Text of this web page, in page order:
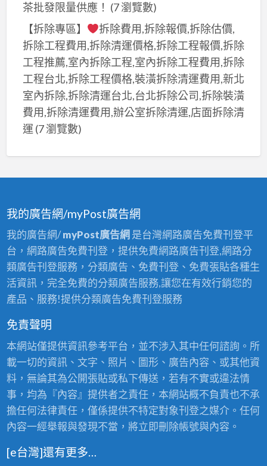
茶批發限量供應！ (7 瀏覽數)
【拆除專區】
拆除費用,拆除報價,拆除估價,
拆除工程費用,拆除清運價格,拆除工程報價,拆除
工程推薦,室內拆除工程,室內拆除工程費用,拆除
工程台北,拆除工程價格,裝潢拆除清運費用,新北
室內拆除,拆除清運台北,台北拆除公司,拆除裝潢
費用,拆除清運費用,辦公室拆除清運,店面拆除清
運 (7 瀏覽數)
我的廣告網/myPost廣告網
我的廣告網/myPost廣告網 是台灣網路廣告免費刊登平
台，網路廣告免費刊登，提供免費網路廣告刊登,網路分
類廣告刊登服務，分類廣告、免費刊登、免費張貼各種生
活資訊，完全免費的分類廣告服務,讓您在有效行銷您的
產品、服務!提供分類廣告免費刊登服務
免責聲明
本網站僅提供資訊參考平台，並不涉入其中任何諮詢。所
載一切的資訊、文字、照片、圖形、廣告內容、或其他資
料，無論其為公開張貼或私下傳送，若有不實或違法情
事，均為『內容』提供者之責任，本網站概不負責也不承
擔任何法律責任，僅係提供不特定對象刊登之媒介。任何
內容一經舉報與發現不當，將立即刪除帳號與內容。
[e台灣]還有更多…